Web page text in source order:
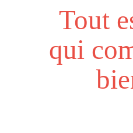
Tout
qui